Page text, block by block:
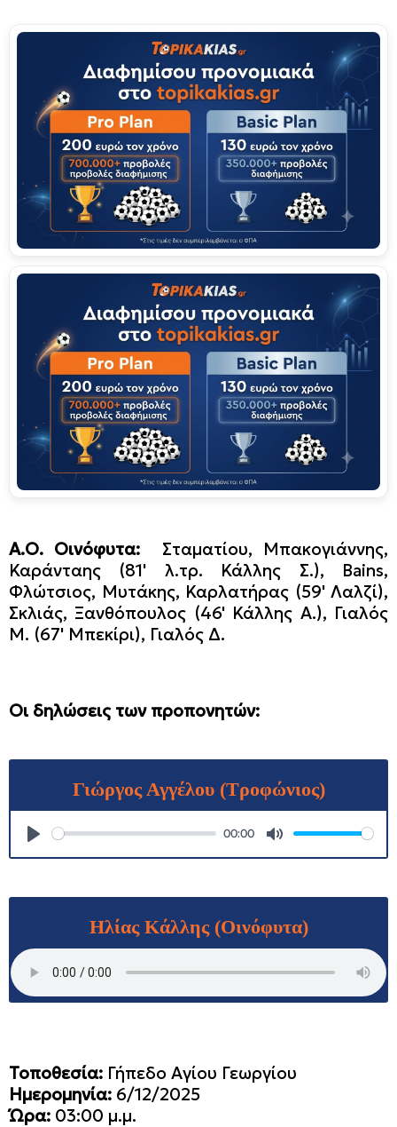
Α.Ο. Οινόφυτα:
Σταματίου, Μπακογιάννης,
Καράνταης (81' λ.τρ. Κάλλης Σ.), Bains,
Φλώτσιος, Μυτάκης, Καρλατήρας (59' Λαλζί),
Σκλιάς, Ξανθόπουλος (46' Κάλλης Α.), Γιαλός
Μ. (67' Μπεκίρι), Γιαλός Δ.
Οι δηλώσεις των προπονητών:
Γιώργος Αγγέλου (Τροφώνιος)
P
00:00
M
Ηλίας Κάλλης (Οινόφυτα)
Τοποθεσία: Γήπεδο Αγίου Γεωργίου
Ημερομηνία: 6/12/2025
Ώρα: 03:00 μ.μ.